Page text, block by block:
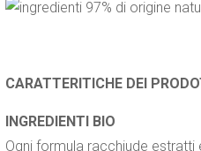
CARATTERITICHE DEI
INGREDIENTI BIO
Ogni formula racchiude